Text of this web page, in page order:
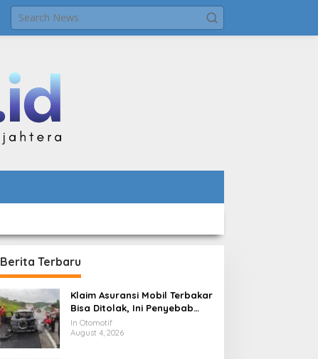
Berita Terbaru
Klaim Asuransi Mobil Terbakar
Bisa Ditolak, Ini Penyebab
Utamanya
In Otomotif
August 4, 2026